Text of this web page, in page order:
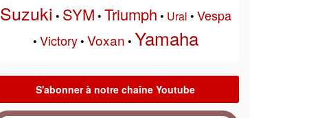
Suzuki • SYM • Triumph • Ural • Vespa
• Victory• Voxan • Yamaha